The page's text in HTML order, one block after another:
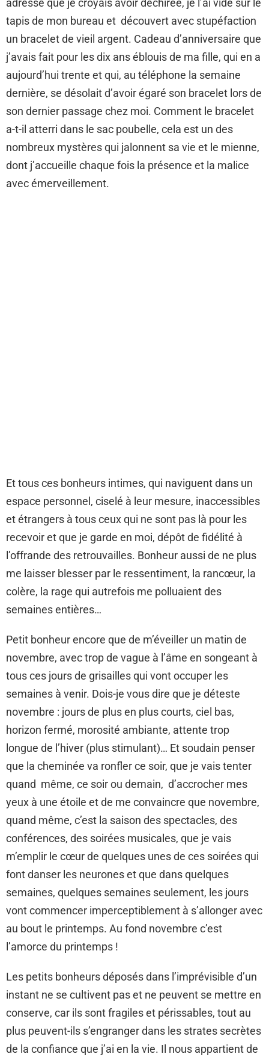
adresse que je croyais avoir déchirée, je l’ai vidé sur le
tapis de mon bureau et découvert avec stupéfaction
un bracelet de vieil argent. Cadeau d’anniversaire que
j’avais fait pour les dix ans éblouis de ma fille, qui en a
aujourd’hui trente et qui, au téléphone la semaine
dernière, se désolait d’avoir égaré son bracelet lors de
son dernier passage chez moi. Comment le bracelet
a-t-il atterri dans le sac poubelle, cela est un des
nombreux mystères qui jalonnent sa vie et le mienne,
dont j’accueille chaque fois la présence et la malice
avec émerveillement.
Et tous ces bonheurs intimes, qui naviguent dans un
espace personnel, ciselé à leur mesure, inaccessibles
et étrangers à tous ceux qui ne sont pas là pour les
recevoir et que je garde en moi, dépôt de fidélité à
l’offrande des retrouvailles. Bonheur aussi de ne plus
me laisser blesser par le ressentiment, la rancœur, la
colère, la rage qui autrefois me polluaient des
semaines entières…
Petit bonheur encore que de m’éveiller un matin de
novembre, avec trop de vague à l’âme en songeant à
tous ces jours de grisailles qui vont occuper les
semaines à venir. Dois-je vous dire que je déteste
novembre : jours de plus en plus courts, ciel bas,
horizon fermé, morosité ambiante, attente trop
longue de l’hiver (plus stimulant)… Et soudain penser
que la cheminée va ronfler ce soir, que je vais tenter
quand même, ce soir ou demain, d’accrocher mes
yeux à une étoile et de me convaincre que novembre,
quand même, c’est la saison des spectacles, des
conférences, des soirées musicales, que je vais
m’emplir le cœur de quelques unes de ces soirées qui
font danser les neurones et que dans quelques
semaines, quelques semaines seulement, les jours
vont commencer imperceptiblement à s’allonger avec
au bout le printemps. Au fond novembre c’est
l’amorce du printemps !
Les petits bonheurs déposés dans l’imprévisible d’un
instant ne se cultivent pas et ne peuvent se mettre en
conserve, car ils sont fragiles et périssables, tout au
plus peuvent-ils s’engranger dans les strates secrètes
de la confiance que j’ai en la vie. Il nous appartient de